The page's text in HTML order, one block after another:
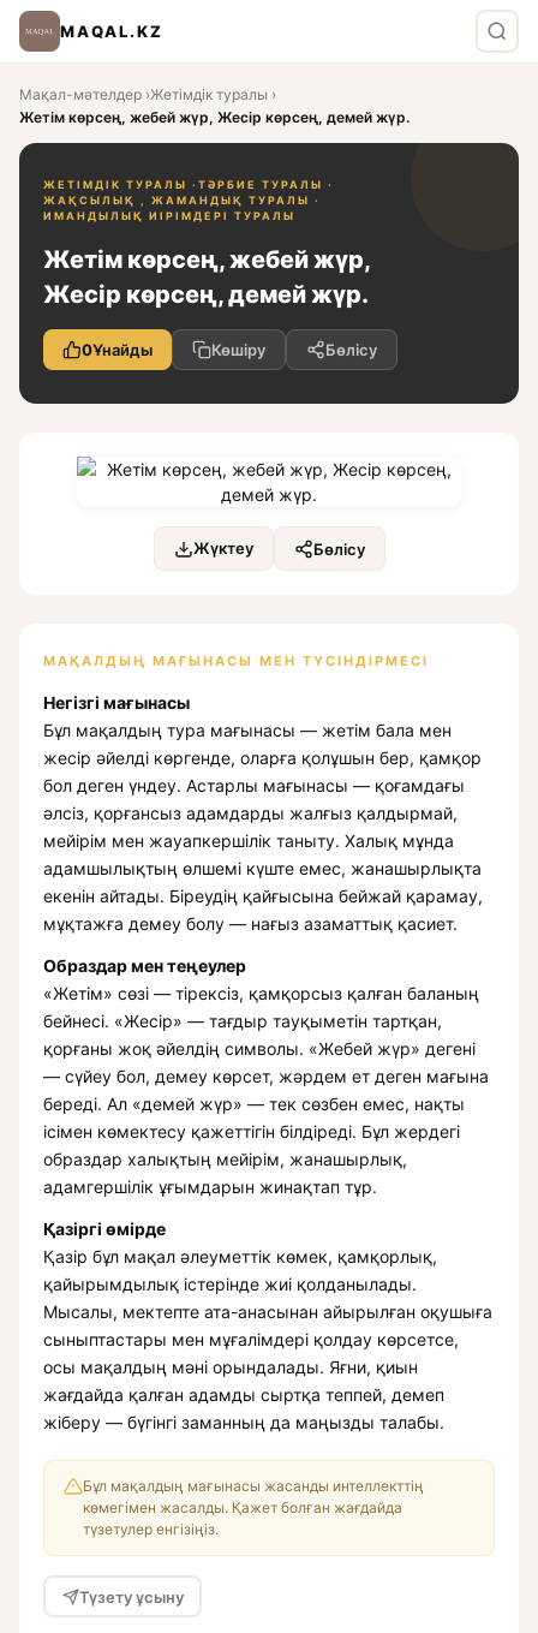
MAQAL.KZ
Мақал-мәтелдер ›Жетімдік туралы ›
Жетім көрсең, жебей жүр, Жесір көрсең, демей жүр.
ЖЕТІМДІК ТУРАЛЫ · ТӘРБИЕ ТУРАЛЫ ·
ЖАҚСЫЛЫҚ , ЖАМАНДЫҚ ТУРАЛЫ ·
ИМАНДЫЛЫҚ ИІРІМДЕРІ ТУРАЛЫ
Жетім көрсең, жебей жүр,
Жесір көрсең, демей жүр.
0Ұнайды Көшіру Бөлісу
Жүктеу Бөлісу
МАҚАЛДЫҢ МАҒЫНАСЫ МЕН ТҮСІНДІРМЕСІ
Негізгі мағынасы
Бұл мақалдың тура мағынасы — жетім бала мен
жесір әйелді көргенде, оларға қолұшын бер, қамқор
бол деген үндеу. Астарлы мағынасы — қоғамдағы
әлсіз, қорғансыз адамдарды жалғыз қалдырмай,
мейірім мен жауапкершілік таныту. Халық мұнда
адамшылықтың өлшемі күште емес, жанашырлықта
екенін айтады. Біреудің қайғысына бейжай қарамау,
мұқтажға демеу болу — нағыз азаматтық қасиет.
Образдар мен теңеулер
«Жетім» сөзі — тірексіз, қамқорсыз қалған баланың
бейнесі. «Жесір» — тағдыр тауқыметін тартқан,
қорғаны жоқ әйелдің символы. «Жебей жүр» дегені
— сүйеу бол, демеу көрсет, жәрдем ет деген мағына
береді. Ал «демей жүр» — тек сөзбен емес, нақты
ісімен көмектесу қажеттігін білдіреді. Бұл жердегі
образдар халықтың мейірім, жанашырлық,
адамгершілік ұғымдарын жинақтап тұр.
Қазіргі өмірде
Қазір бұл мақал әлеуметтік көмек, қамқорлық,
қайырымдылық істерінде жиі қолданылады.
Мысалы, мектепте ата-анасынан айырылған оқушыға
сыныптастары мен мұғалімдері қолдау көрсетсе,
осы мақалдың мәні орындалады. Яғни, қиын
жағдайда қалған адамды сыртқа теппей, демеп
жіберу — бүгінгі заманның да маңызды талабы.
Бұл мақалдың мағынасы жасанды интеллекттің
көмегімен жасалды. Қажет болған жағдайда
түзетулер енгізіңіз.
Түзету ұсыну